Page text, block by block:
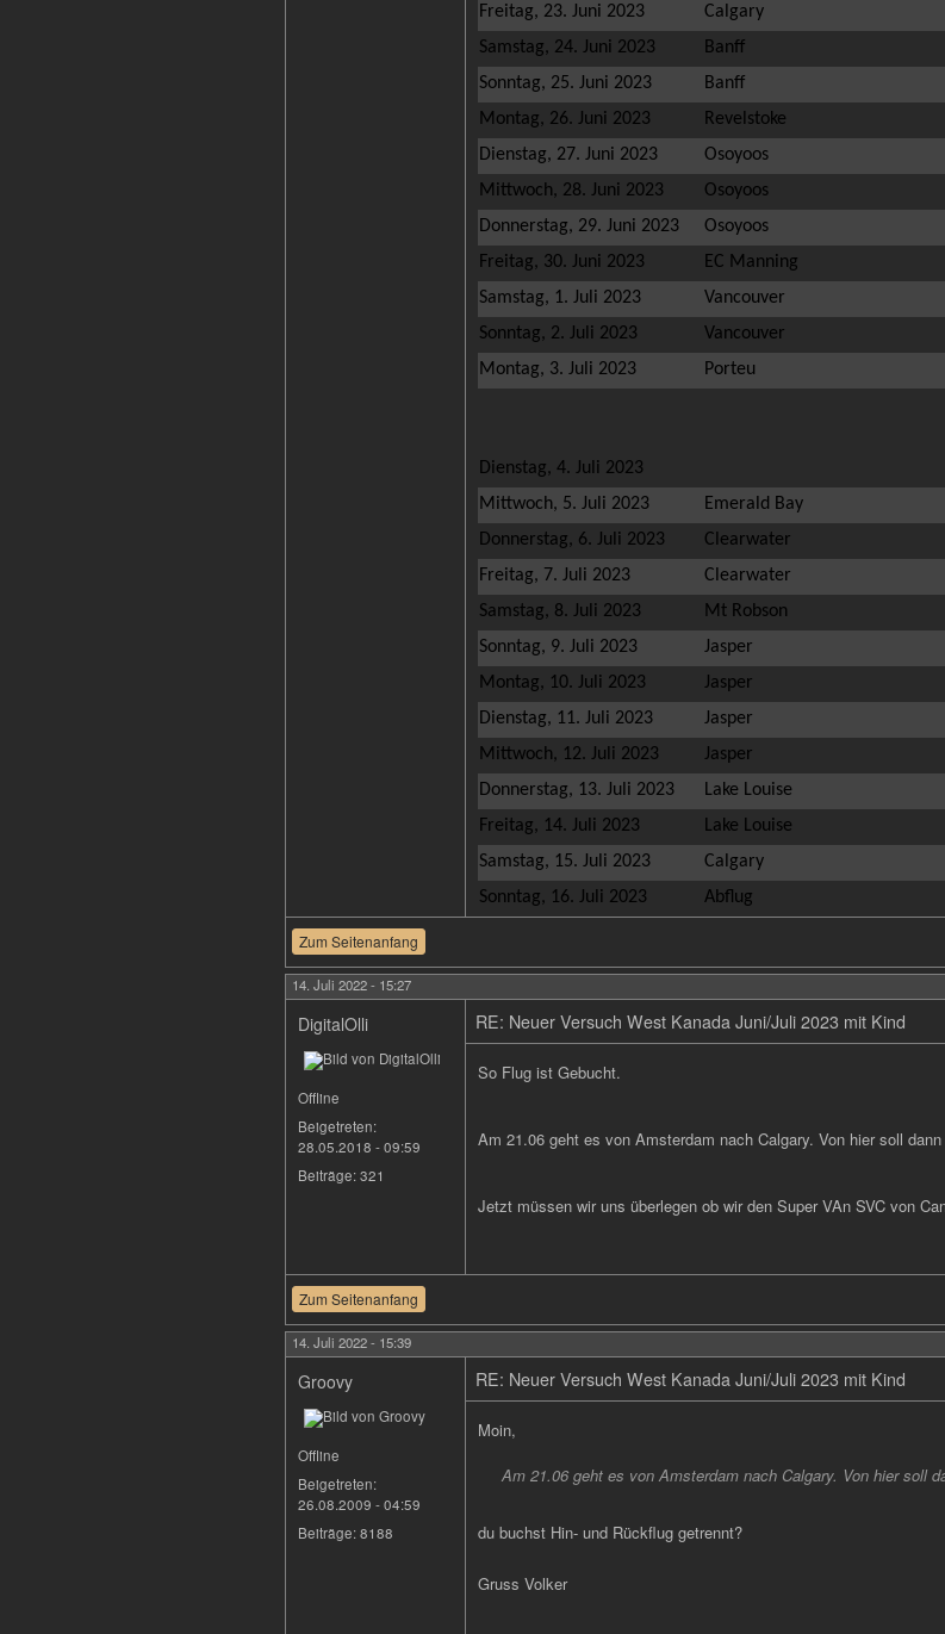
Freitag, 23. Juni 2023
Calgary
Samstag, 24. Juni 2023
Banff
Sonntag, 25. Juni 2023
Banff
Montag, 26. Juni 2023
Revelstoke
Dienstag, 27. Juni 2023
Osoyoos
Mittwoch, 28. Juni 2023
Osoyoos
Donnerstag, 29. Juni 2023
Osoyoos
Freitag, 30. Juni 2023
EC Manning
Samstag, 1. Juli 2023
Vancouver
Sonntag, 2. Juli 2023
Vancouver
Montag, 3. Juli 2023
Porteu
Dienstag, 4. Juli 2023
Mittwoch, 5. Juli 2023
Emerald Bay
Donnerstag, 6. Juli 2023
Clearwater
Freitag, 7. Juli 2023
Clearwater
Samstag, 8. Juli 2023
Mt Robson
Sonntag, 9. Juli 2023
Jasper
Montag, 10. Juli 2023
Jasper
Dienstag, 11. Juli 2023
Jasper
Mittwoch, 12. Juli 2023
Jasper
Donnerstag, 13. Juli 2023
Lake Louise
Freitag, 14. Juli 2023
Lake Louise
Samstag, 15. Juli 2023
Calgary
Sonntag, 16. Juli 2023
Abflug
Zum Seitenanfang
14. Juli 2022 - 15:27
DigitalOlli
Offline
Beigetreten:
28.05.2018 - 09:59
Beiträge:321
RE: Neuer Versuch West Kanada Juni/Juli 2023 mit Kind
So Flug ist Gebucht.
Am 21.06 geht es von Amsterdam nach Calgary. Von hier soll
Jetzt müssen wir uns überlegen ob wir den Super VAn SVC von
Zum Seitenanfang
14. Juli 2022 - 15:39
Groovy
Offline
Beigetreten:
26.08.2009 - 04:59
Beiträge:8188
RE: Neuer Versuch West Kanada Juni/Juli 2023 mit Kind
Moin,
Am 21.06 geht es von Amsterdam nach Calgary. Von hier soll
du buchst Hin- und Rückflug getrennt?
Gruss Volker